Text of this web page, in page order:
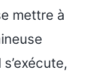
mettre à